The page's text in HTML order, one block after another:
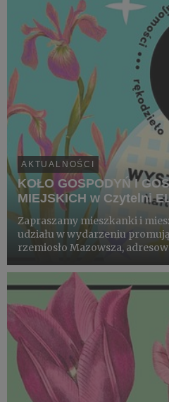
AKTUALNOŚCI
KOŁO GOSPODYŃ I
MIEJSKICH w Czytelni
Zapraszamy mieszkanki i
udziału w wydarzeniu
rzemiosło Mazowsza,
kultura tradycyjna
autentycznej formie, jak...